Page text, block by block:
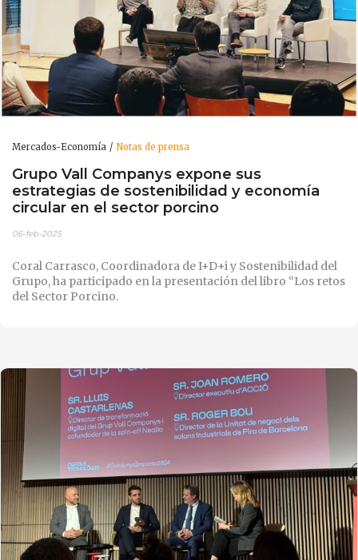
Mercados-Economía Notas de prensa
Grupo Vall Companys expone sus
estrategias de sostenibilidad y economía
circular en el sector porcino
06-feb-2025
Coral Carrasco, Coordinadora de I+D+i y Sostenibilidad del
Grupo, ha participado en la presentación del libro “Los retos
del Sector Porcino.